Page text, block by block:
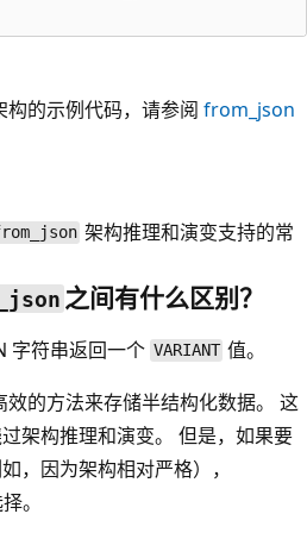
构的示例代码，请参阅from_json
架构推理和演变支持的常
之间有什么区别？
字符串返回一个 VARIANT 值。
效的方法来存储半结构化数据。 这
架构推理和演变。 但是，如果要
，因为架构相对严格），
。